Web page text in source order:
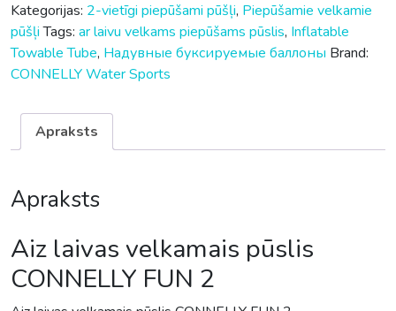
Kategorijas: 2-vietīgi piepūšami pūšļi, Piepūšamie velkamie
pūšļi Tags: ar laivu velkams piepūšams pūslis, Inflatable
Towable Tube, Надувные буксируемые баллоны Brand:
CONNELLY Water Sports
Apraksts
Apraksts
Aiz laivas velkamais pūslis
CONNELLY FUN 2